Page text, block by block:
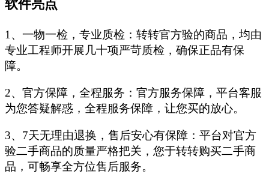
软件亮点
1、一物一检，专业质检：转转官方验的商品，均由
专业工程师开展几十项严苛质检，确保正品有保
障。
2、官方保障，全程服务：官方服务保障，平台客服
为您答疑解惑，全程服务保障，让您买的放心。
3、7天无理由退换，售后安心有保障：平台对官方
验二手商品的质量严格把关，您于转转购买二手商
品，可畅享全方位售后服务。